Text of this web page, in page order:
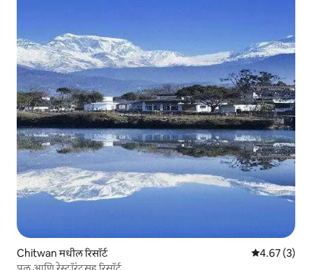
Chitwan मधील रिसॉर्ट 5 पैकी 4.67
4.67 (3)